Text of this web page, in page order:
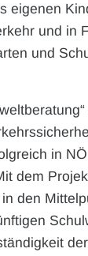
eigenen
und in
und
in
dem
den